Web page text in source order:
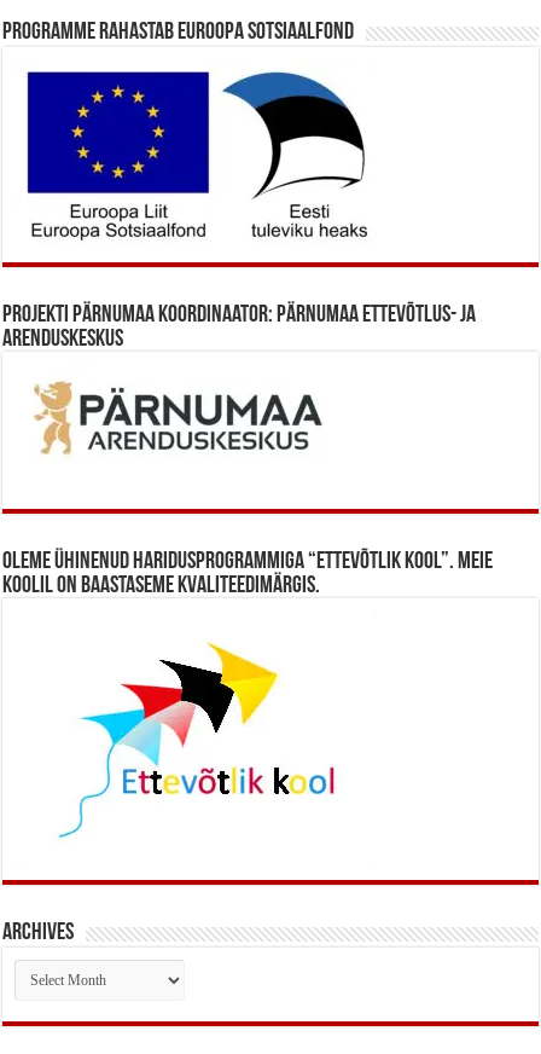
Programme rahastab Euroopa Sotsiaalfond
Projekti Pärnumaa koordinaator: Pärnumaa Ettevõtlus- ja
Arenduskeskus
Oleme ühinenud haridusprogrammiga “Ettevõtlik Kool”. Meie
koolil on baastaseme kvaliteedimärgis.
Archives
Archives